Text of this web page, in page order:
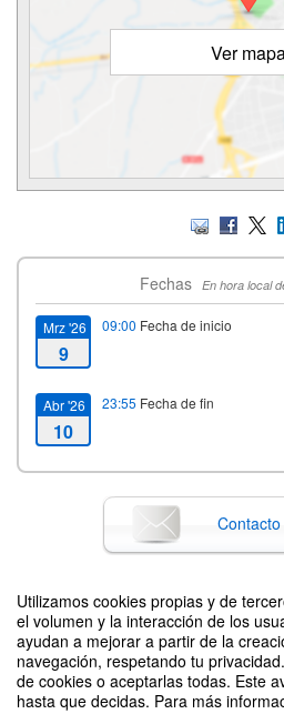
Utilizamos cookies propias y de
el volumen y la interacción de los
ayudan a mejorar a partir de la
navegación, respetando tu
de cookies o aceptarlas todas. Este
hasta que decidas. Para más
Ver
Fechas En hora local
Mrz '26
9
09:00 Fecha de inicio
Abr '26
10
23:55 Fecha de fin
Contacto
Difunde tu evento poniendo el siguiente